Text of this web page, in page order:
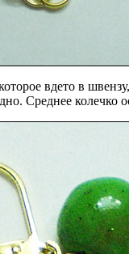
вдето в
Среднее колечко